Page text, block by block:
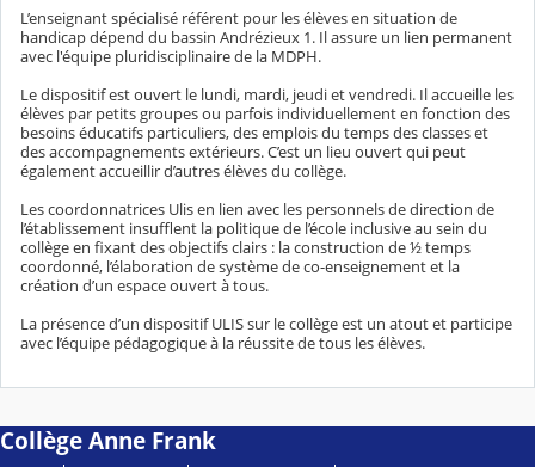
L’enseignant spécialisé référent pour les élèves en situation de
handicap dépend du bassin Andrézieux 1. Il assure un lien permanent
avec l'équipe pluridisciplinaire de la MDPH.
Le dispositif est ouvert le lundi, mardi, jeudi et vendredi. Il accueille les
élèves par petits groupes ou parfois individuellement en fonction des
besoins éducatifs particuliers, des emplois du temps des classes et
des accompagnements extérieurs. C’est un lieu ouvert qui peut
également accueillir d’autres élèves du collège.
Les coordonnatrices Ulis en lien avec les personnels de direction de
l’établissement insufflent la politique de l’école inclusive au sein du
collège en fixant des objectifs clairs : la construction de ½ temps
coordonné, l’élaboration de système de co-enseignement et la
création d’un espace ouvert à tous.
La présence d’un dispositif ULIS sur le collège est un atout et participe
avec l’équipe pédagogique à la réussite de tous les élèves.
Collège Anne Frank